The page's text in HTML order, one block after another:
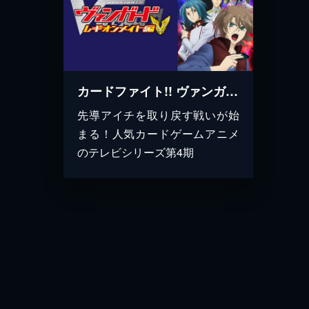
カードファイト!! ヴァンガード レギオンメイト編
先導アイチを取り戻す戦いが始
まる！人気カードゲームアニメ
のテレビシリーズ第4期